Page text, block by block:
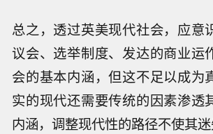
总之，透过英美现代社会，应意
议会、选举制度、发达的商业运
会的基本内涵，但这不足以成为
实的现代还需要传统的因素渗透
内涵，调整现代性的路径不使其迷